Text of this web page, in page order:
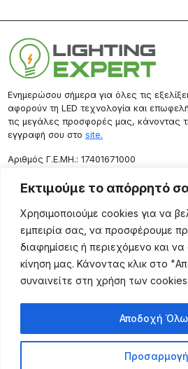
Εκτιμούμε το απόρρητό
Χρησιμοποιούμε cookies για να
εμπειρία σας, να προσφέρουμε
διαφημίσεις ή περιεχόμενο και
κίνηση μας. Κάνοντας κλικ στο
συναινείτε στη χρήση των
Προσαρμογή
Αποδοχή
Ενημερώσου σήμερα για όλες τις
αφορούν τη LED τεχνολογία και
τις μεγάλες προσφορές μας, κάνοντας
εγγραφή σου στο site.
Aριθμός Γ.Ε.ΜΗ.: 17401671000
Επικοινωνία
Ρόδου 133, Αθήνα 10443
(+30) 211 725 5427
sales@lightingexpert.gr
Χρήσιμες Σελίδες
Προϊόντα